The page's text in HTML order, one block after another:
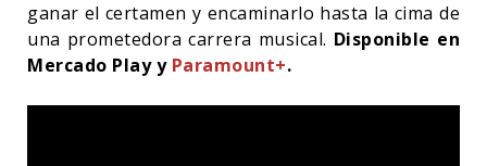
ganar el certamen y encaminarlo hasta la cima de
una prometedora carrera musical. Disponible en
Mercado Play y Paramount+.